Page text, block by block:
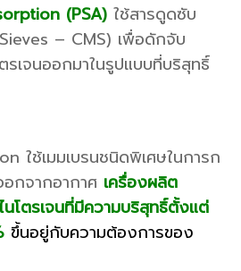
(PSA) ใช้สารดูดซับ
– CMS) เพื่อดักจับ
รเจนออกมาในรูปแบบที่บริสุทธิ์
ใช้เมมเบรนชนิดพิเศษในการก
อกจากอากาศ เครื่องผลิต
นโตรเจนที่มีความบริสุทธิ์ตั้งแต่
ขึ้นอยู่กับความต้องการของ